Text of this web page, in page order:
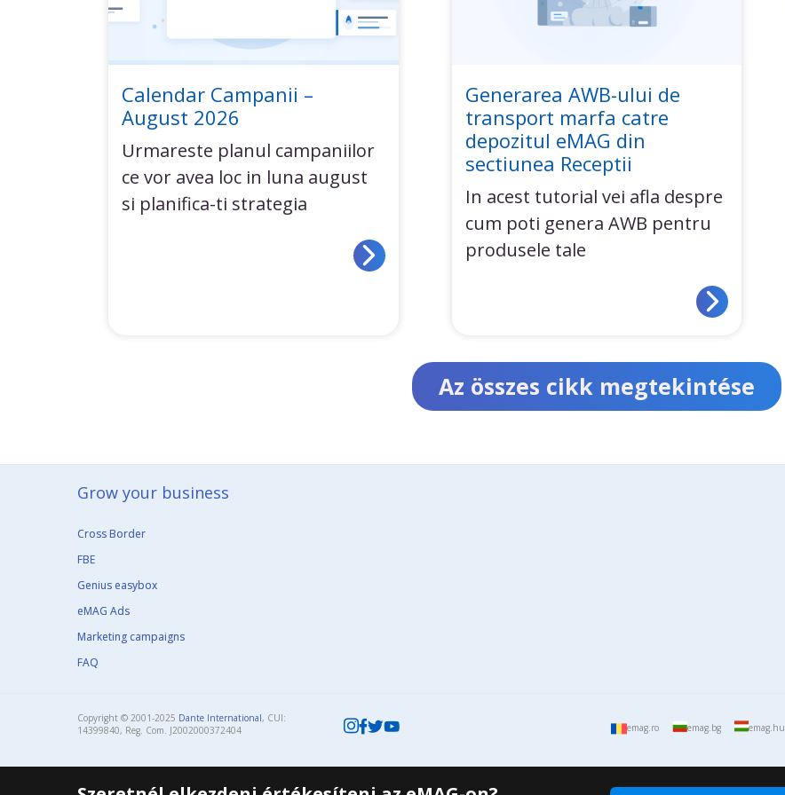
Calendar Campanii –
August 2026
Urmareste planul campaniilor
ce vor avea loc in luna august
si planifica-ti strategia
Generarea AWB-ului de
transport marfa catre
depozitul eMAG din
sectiunea Receptii
In acest tutorial vei afla despre
cum poti genera AWB pentru
produsele tale
Az összes cikk megtekintése
Grow your business​
Cross Border
FBE
Genius easybox
eMAG Ads
Marketing campaigns
FAQ
Copyright © 2001-2025 Dante International, CUI:
14399840, Reg. Com. J2002000372404​
emag.ro emag.bg emag.hu